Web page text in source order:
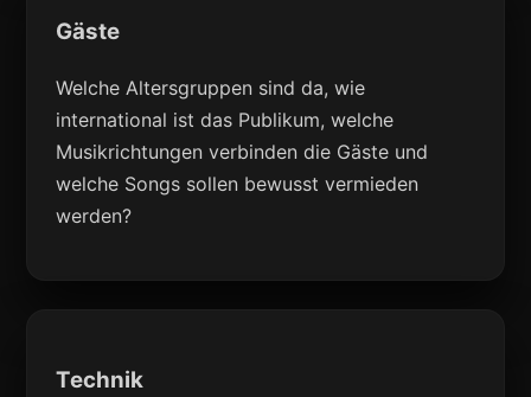
Gäste
Welche Altersgruppen sind da, wie
international ist das Publikum, welche
Musikrichtungen verbinden die Gäste und
welche Songs sollen bewusst vermieden
werden?
Technik